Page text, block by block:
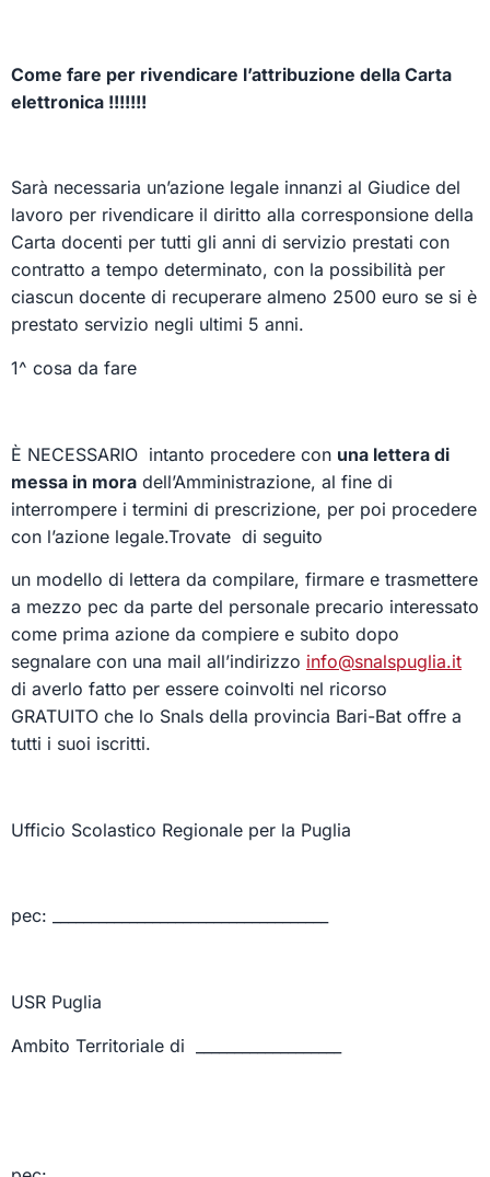
Come fare per rivendicare l’attribuzione della Carta
elettronica !!!!!!!
Sarà necessaria un’azione legale innanzi al Giudice del
lavoro per rivendicare il diritto alla corresponsione della
Carta docenti per tutti gli anni di servizio prestati con
contratto a tempo determinato, con la possibilità per
ciascun docente di recuperare almeno 2500 euro se si è
prestato servizio negli ultimi 5 anni.
1^ cosa da fare
È NECESSARIO intanto procedere con una lettera di
messa in mora dell’Amministrazione, al fine di
interrompere i termini di prescrizione, per poi procedere
con l’azione legale.Trovate di seguito
un modello di lettera da compilare, firmare e trasmettere
a mezzo pec da parte del personale precario interessato
come prima azione da compiere e subito dopo
segnalare con una mail all’indirizzo info@snalspuglia.it
di averlo fatto per essere coinvolti nel ricorso
GRATUITO che lo Snals della provincia Bari-Bat offre a
tutti i suoi iscritti.
Ufficio Scolastico Regionale per la Puglia
pec: ____________________________________
USR Puglia
Ambito Territoriale di ___________________